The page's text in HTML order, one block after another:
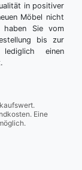
in positiver
Möbel nicht
haben Sie vom
bis zur
einen
Eine